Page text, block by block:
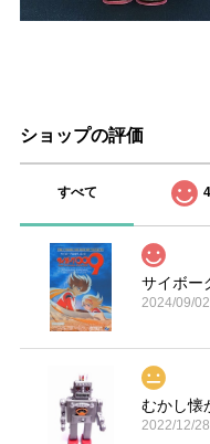
ショップの評価
すべて 4
サイボー
2024/09/02
2022/12/28